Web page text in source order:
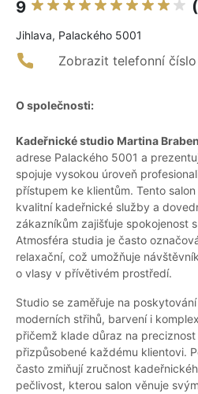
9
Jihlava, Palackého 5001
Zobrazit telefonní číslo
O společnosti:
Kadeřnické studio Martina
adrese Palackého 5001 a
spojuje vysokou úroveň
přístupem ke klientům. Tento
kvalitní kadeřnické služby a
zákazníkům zajišťuje spokojenost
Atmosféra studia je často
relaxační, což umožňuje
o vlasy v přívětivém prostředí.
Studio se zaměřuje na
moderních střihů, barvení i
přičemž klade důraz na
přizpůsobené každému klientovi.
často zmiňují zručnost
pečlivost, kterou salon věnuje